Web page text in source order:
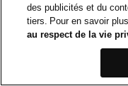
des publicités et du
tiers. Pour en savoir
au respect de la vie